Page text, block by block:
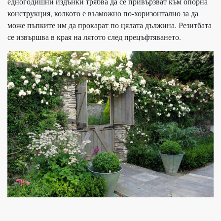
конструкция, колкото е възможно по-хоризонтално за да
може пъпките им да прокарат по цялата дължина. Резитбата
се извършва в края на лятото след прецъфтяването.